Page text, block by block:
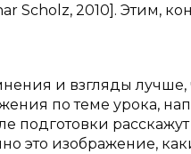
Scholz, 2010]. Этим,
и взгляды лучше,
по теме урока,
подготовки расскажут
это изображение,